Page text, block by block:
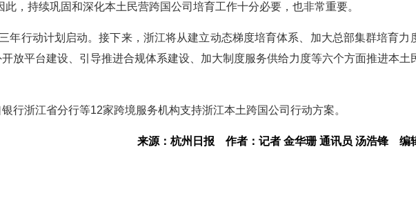
此，持续巩固和深化本土民营跨国公司培育工作十分必要，也非常重要。
年行动计划启动。接下来，浙江将从建立动态梯度培育体系、加大总部集群培育力
放平台建设、引导推进合规体系建设、加大制度服务供给力度等六个方面推进本土
行浙江省分行等12家跨境服务机构支持浙江本土跨国公司行动方案。
来源：杭州日报 作者：记者 金华珊 通讯员 汤浩锋 编